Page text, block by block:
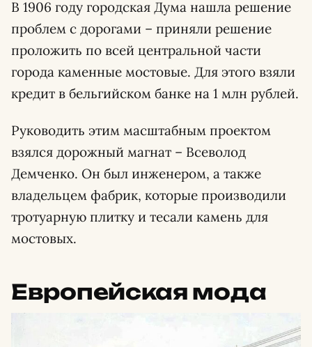
В 1906 году городская Дума нашла решение
проблем с дорогами – приняли решение
проложить по всей центральной части
города каменные мостовые. Для этого взяли
кредит в бельгийском банке на 1 млн рублей.
Руководить этим масштабным проектом
взялся дорожный магнат – Всеволод
Демченко. Он был инженером, а также
владельцем фабрик, которые производили
тротуарную плитку и тесали камень для
мостовых.
Европейская мода